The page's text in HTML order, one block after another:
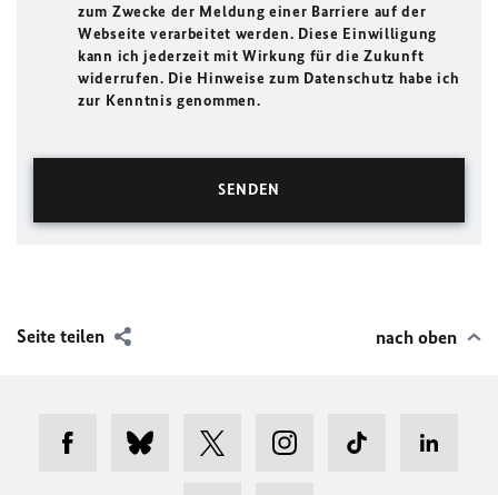
zum Zwecke der Meldung einer Barriere auf der
Webseite verarbeitet werden. Diese Einwilligung
kann ich jederzeit mit Wirkung für die Zukunft
widerrufen. Die Hinweise zum Datenschutz habe ich
zur Kenntnis genommen.
Seite teilen nach oben